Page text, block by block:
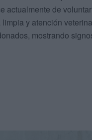
actualmente de
y atención
mostrando